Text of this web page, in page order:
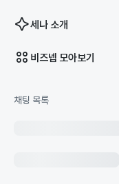
세나 소개
비즈넵 모아보기
채팅 목록